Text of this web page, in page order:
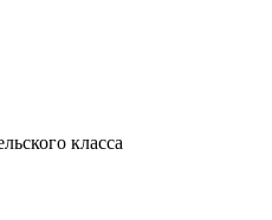
класса